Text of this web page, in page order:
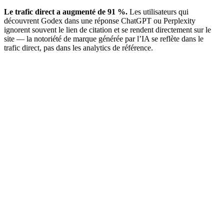
Le trafic direct a augmenté de 91 %. Les utilisateurs qui
découvrent Godex dans une réponse ChatGPT ou Perplexity
ignorent souvent le lien de citation et se rendent directement sur le
site — la notoriété de marque générée par l’IA se reflète dans le
trafic direct, pas dans les analytics de référence.